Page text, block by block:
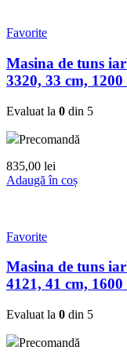
Favorite
Masina de tuns
3320, 33 cm,
Evaluat la 0 din 5
Precomandă
835,00 lei
Adaugă în coș
Favorite
Masina de tuns
4121, 41 cm,
Evaluat la 0 din 5
Precomandă